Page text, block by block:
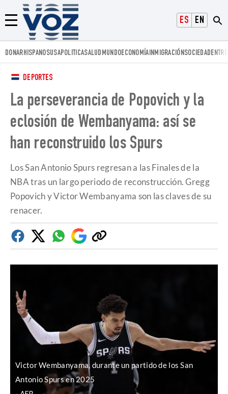
ESPAÑOLENGLISH
Menú
Voz.us
DONARHISPANOSUSAPOLITICASALUD MUNDOECONOMÍAINMIGRACIÓNSOCIEDAD
DEPORTES
La perseverancia de Popovich y la
eclosión de Wembanyama: así se
han reconstruido los Spurs
Los San Antonio Spurs regresan a las Finales de la
NBA tras un largo periodo de reconstrucción. Gregg
Popovich y Victor Wembanyama son las claves de su
renacer.
FacebookTwitterWhatsapp
Google
Discover
Copiar
enlace
Victor Wembanyama, durante un partido de los San
Antonio Spurs en 2025